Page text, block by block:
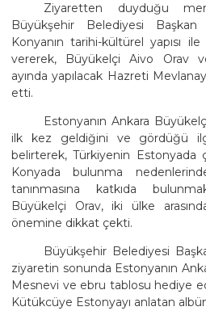
Ziyaretten duyduğu
Büyükşehir Belediyesi
Konyanın tarihi-kültürel yapısı
vererek, Büyükelçi Aivo Orav
ayında yapılacak Hazreti
etti.
Estonyanın Ankara
ilk kez geldiğini ve gördüğü
belirterek, Türkiyenin Estonyada
Konyada bulunma
tanınmasına katkıda
Büyükelçi Orav, iki ülke
önemine dikkat çekti.
Büyükşehir Belediyesi
ziyaretin sonunda Estonyanın
Mesnevi ve ebru tablosu hediye
Kütükcüye Estonyayı anlatan